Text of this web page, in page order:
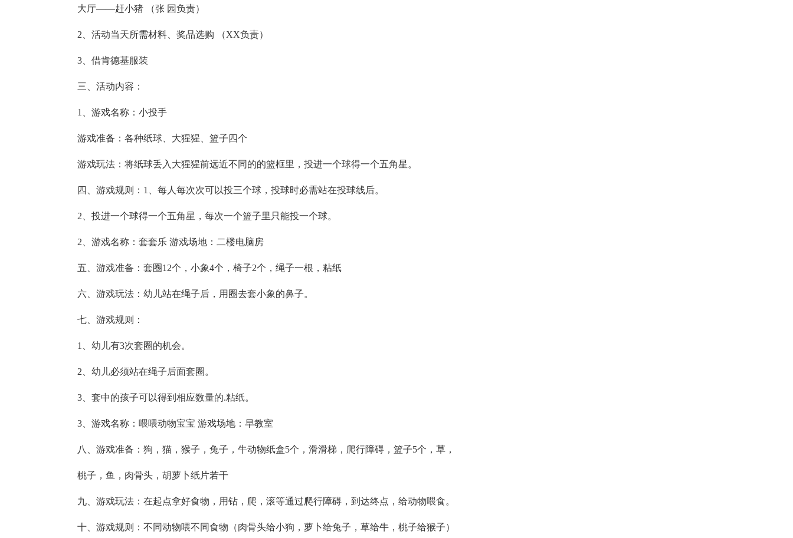
大厅——赶小猪 （张 园负责）
2、活动当天所需材料、奖品选购 （XX负责）
3、借肯德基服装
三、活动内容：
1、游戏名称：小投手
游戏准备：各种纸球、大猩猩、篮子四个
游戏玩法：将纸球丢入大猩猩前远近不同的的篮框里，投进一个球得一个五角星。
四、游戏规则：1、每人每次次可以投三个球，投球时必需站在投球线后。
2、投进一个球得一个五角星，每次一个篮子里只能投一个球。
2、游戏名称：套套乐 游戏场地：二楼电脑房
五、游戏准备：套圈12个，小象4个，椅子2个，绳子一根，粘纸
六、游戏玩法：幼儿站在绳子后，用圈去套小象的鼻子。
七、游戏规则：
1、幼儿有3次套圈的机会。
2、幼儿必须站在绳子后面套圈。
3、套中的孩子可以得到相应数量的.粘纸。
3、游戏名称：喂喂动物宝宝 游戏场地：早教室
八、游戏准备：狗，猫，猴子，兔子，牛动物纸盒5个，滑滑梯，爬行障碍，篮子5个，草，
桃子，鱼，肉骨头，胡萝卜纸片若干
九、游戏玩法：在起点拿好食物，用钻，爬，滚等通过爬行障碍，到达终点，给动物喂食。
十、游戏规则：不同动物喂不同食物（肉骨头给小狗，萝卜给兔子，草给牛，桃子给猴子）